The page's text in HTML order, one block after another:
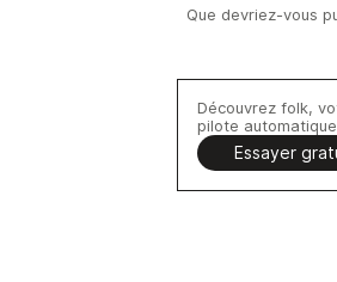
Que devriez-vous
Découvrez folk,
pilote automatique
Essayer